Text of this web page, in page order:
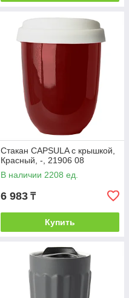
Стакан CAPSULA с крышкой,
Красный, -, 21906 08
В наличии 2208 ед.
6 983 ₸
Купить